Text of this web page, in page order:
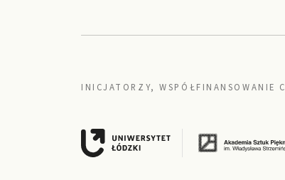
INICJATORZY, WSPÓŁFINANSOWANIE